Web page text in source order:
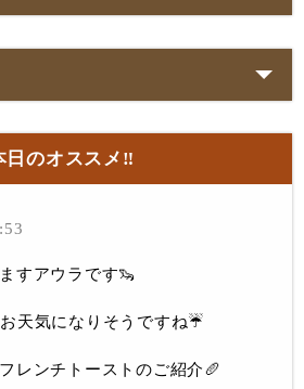
日のオススメ‼︎
すアウラです🦦
天気になりそうですね☔️
レンチトーストのご紹介🥖